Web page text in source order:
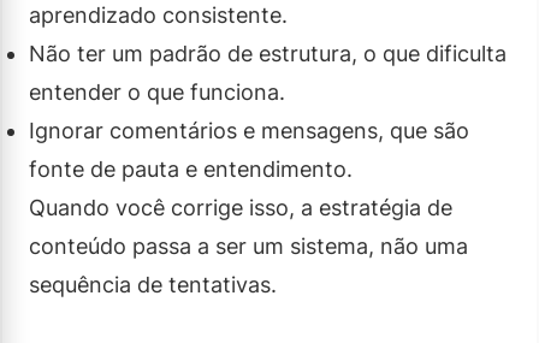
aprendizado consistente.
Não ter um padrão de estrutura, o que dificulta
entender o que funciona.
Ignorar comentários e mensagens, que são
fonte de pauta e entendimento.
Quando você corrige isso, a estratégia de
conteúdo passa a ser um sistema, não uma
sequência de tentativas.